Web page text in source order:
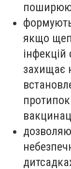
якщо
захищає